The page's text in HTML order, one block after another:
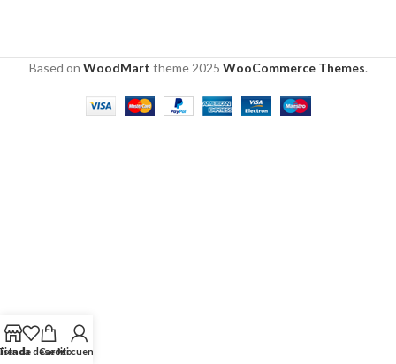
Based on WoodMart theme2025 WooCommerce Themes.
de deseos
CarritoMi cuenta